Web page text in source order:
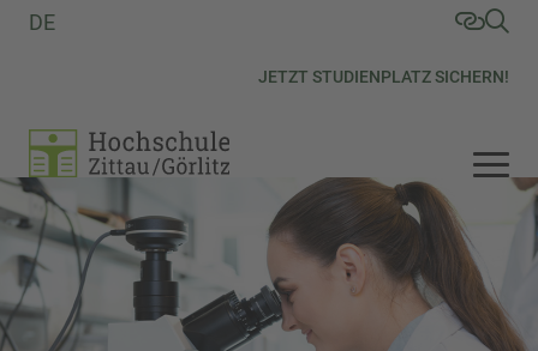
JETZT STUDIENPLATZ SICHERN!
DE